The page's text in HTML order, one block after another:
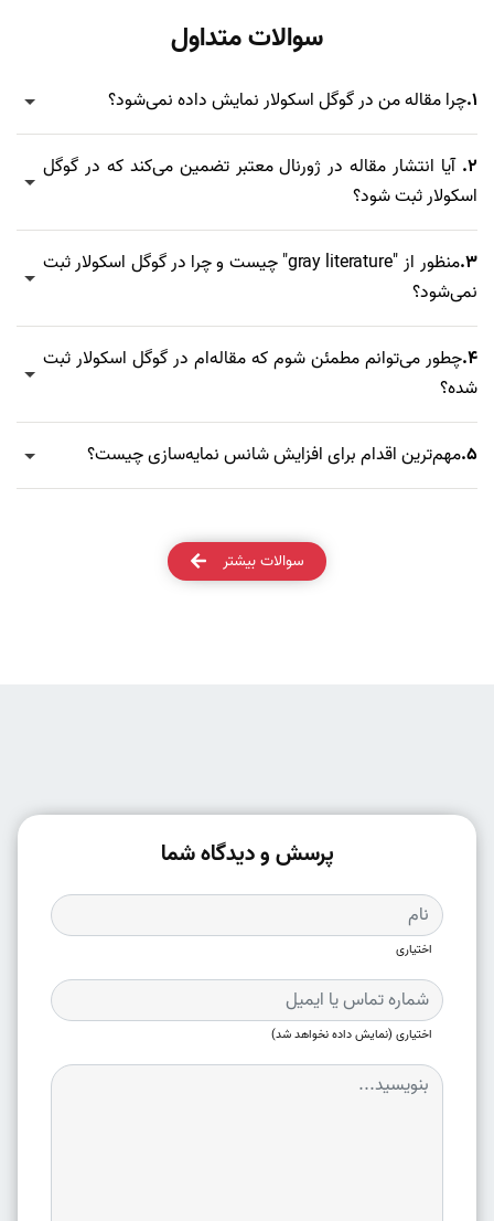
سوالات متداول
1.چرا مقاله من در گوگل اسکولار نمایش داده نمی‌شود؟
2. آیا انتشار مقاله در ژورنال معتبر تضمین می‌کند که در گوگل
اسکولار ثبت شود؟
3.
منظور از "gray literature" چیست و چرا در گوگل اسکولار ثبت
نمی‌شود؟
4.چطور می‌توانم مطمئن شوم که مقاله‌ام در گوگل اسکولار ثبت
شده؟
5.مهم‌ترین اقدام برای افزایش شانس نمایه‌سازی چیست؟
سوالات بیشتر
پرسش و دیدگاه شما
اختیاری
اختیاری (نمایش داده نخواهد شد)